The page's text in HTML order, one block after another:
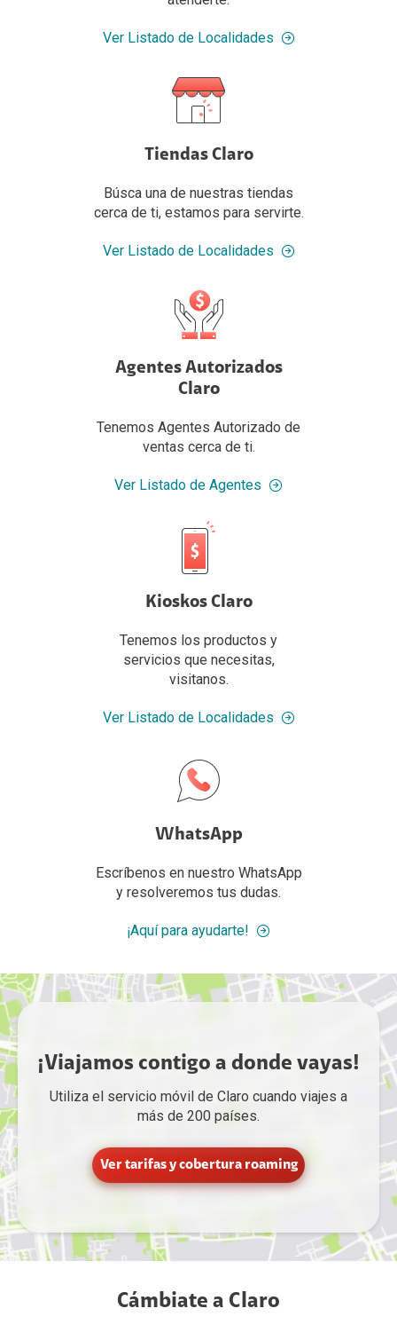
Ver Listado de Localidades
Tiendas Claro
Búsca una de nuestras tiendas
cerca de ti, estamos para servirte.
Ver Listado de Localidades
Agentes Autorizados
Claro
Tenemos Agentes Autorizado de
ventas cerca de ti.
Ver Listado de Agentes
Kioskos Claro
Tenemos los productos y
servicios que necesitas,
visitanos.
Ver Listado de Localidades
WhatsApp
Escríbenos en nuestro WhatsApp
y resolveremos tus dudas.
¡Aquí para ayudarte!
¡Viajamos contigo a donde vayas!
Utiliza el servicio móvil de Claro cuando viajes a
más de 200 países.
Ver tarifas y cobertura roaming
Cámbiate a Claro